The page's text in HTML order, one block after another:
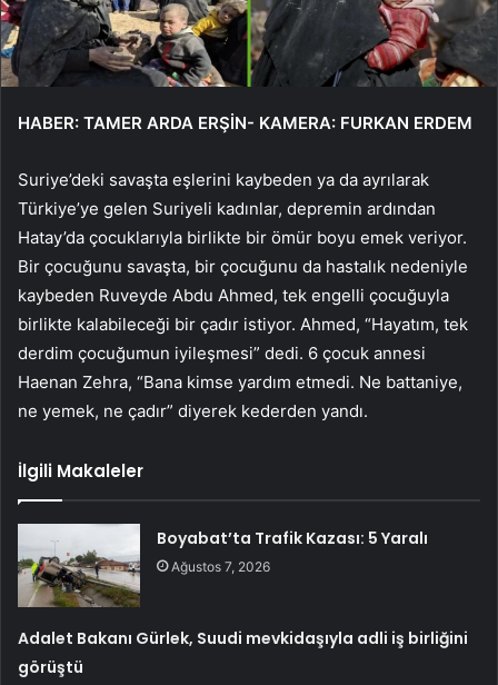
HABER: TAMER ARDA ERŞİN- KAMERA: FURKAN ERDEM
Suriye’deki savaşta eşlerini kaybeden ya da ayrılarak
Türkiye’ye gelen Suriyeli kadınlar, depremin ardından
Hatay’da çocuklarıyla birlikte bir ömür boyu emek veriyor.
Bir çocuğunu savaşta, bir çocuğunu da hastalık nedeniyle
kaybeden Ruveyde Abdu Ahmed, tek engelli çocuğuyla
birlikte kalabileceği bir çadır istiyor. Ahmed, “Hayatım, tek
derdim çocuğumun iyileşmesi” dedi. 6 çocuk annesi
Haenan Zehra, “Bana kimse yardım etmedi. Ne battaniye,
ne yemek, ne çadır” diyerek kederden yandı.
İlgili Makaleler
Boyabat’ta Trafik Kazası: 5 Yaralı
Ağustos 7, 2026
Adalet Bakanı Gürlek, Suudi mevkidaşıyla adli iş birliğini
görüştü